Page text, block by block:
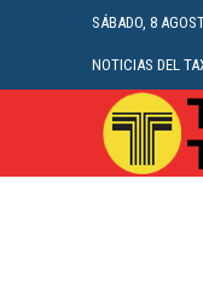
SÁBADO, 8
NOTICIAS DEL